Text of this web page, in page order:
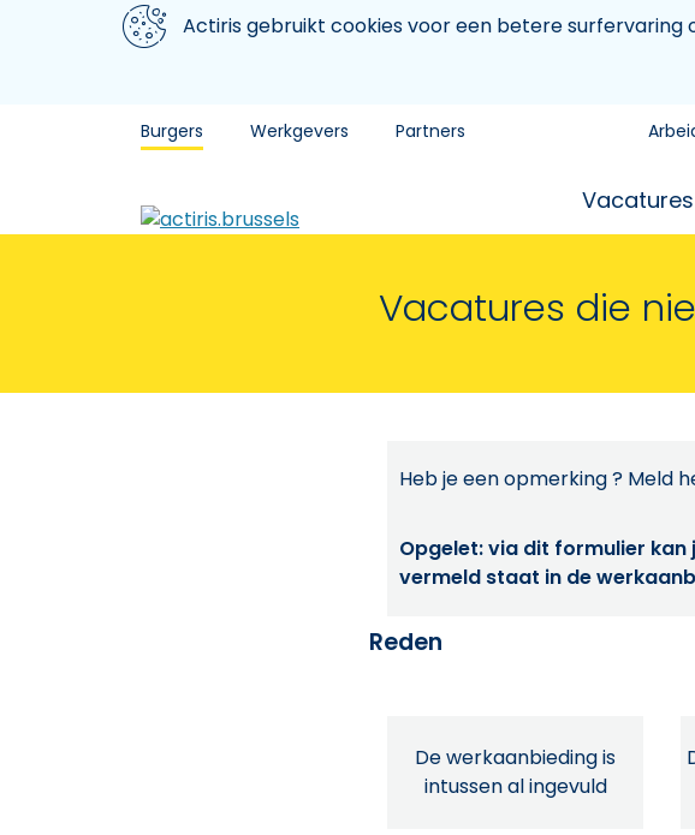
Aller au contenu principal
We gebruiken cookiesActiris gebruikt cookies voor een betere surfervaring
Burgers Werkgevers Partners
Vacatures
Vacatures die
Heb je een opmerking ? Meld
Opgelet: via dit formulier
vermeld staat in de
Reden
De werkaanbieding is
intussen al ingevuld